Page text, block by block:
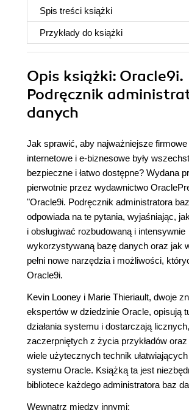
Spis treści książki
Przykłady do książki
Opis książki: Oracle9i.
Podręcznik
danych
Jak sprawić, aby najważniejsze
internetowe i e-biznesowe były
bezpieczne i łatwo dostępne? Wydana
pierwotnie przez wydawnictwo
"Oracle9i. Podręcznik administratora
odpowiada na te pytania, wyjaśniając,
i obsługiwać rozbudowaną i intensywnie
wykorzystywaną bazę danych oraz jak
pełni nowe narzędzia i możliwości,
Oracle9i.
Kevin Looney i Marie Thieriault, dwoje
ekspertów w dziedzinie Oracle, opisują
działania systemu i dostarczają licznych,
zaczerpniętych z życia przykładów
wiele użytecznych technik ułatwiających
systemu Oracle. Książką ta jest
bibliotece każdego administratora baz
Wewnątrz między innymi: